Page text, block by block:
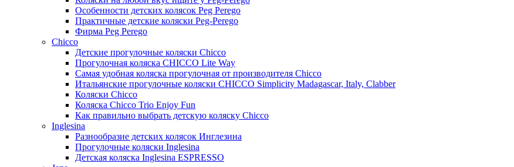
Особенности детских колясок Peg Perego
Практичные детские коляски Peg-Perego
Фирма Peg Perego
Chicco
Детские прогулочные коляски Chicco
Прогулочная коляска CHICCO Lite Way
Самая удобная коляска прогулочная от производителя Chicco
Итальянские прогулочные коляски CHICCO Simplicity Madagascar, Italy, Clabber
Коляски Chicco
Коляска Сhicco Trio Enjoy Fun
Как правильно выбрать детскую коляску Chicco
Inglesina
Разнообразие детских колясок Инглезина
Прогулочные коляски Inglesina
Детская коляска Inglesina ESPRESSO